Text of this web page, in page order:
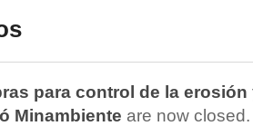
para control de la
Minambiente are now closed.